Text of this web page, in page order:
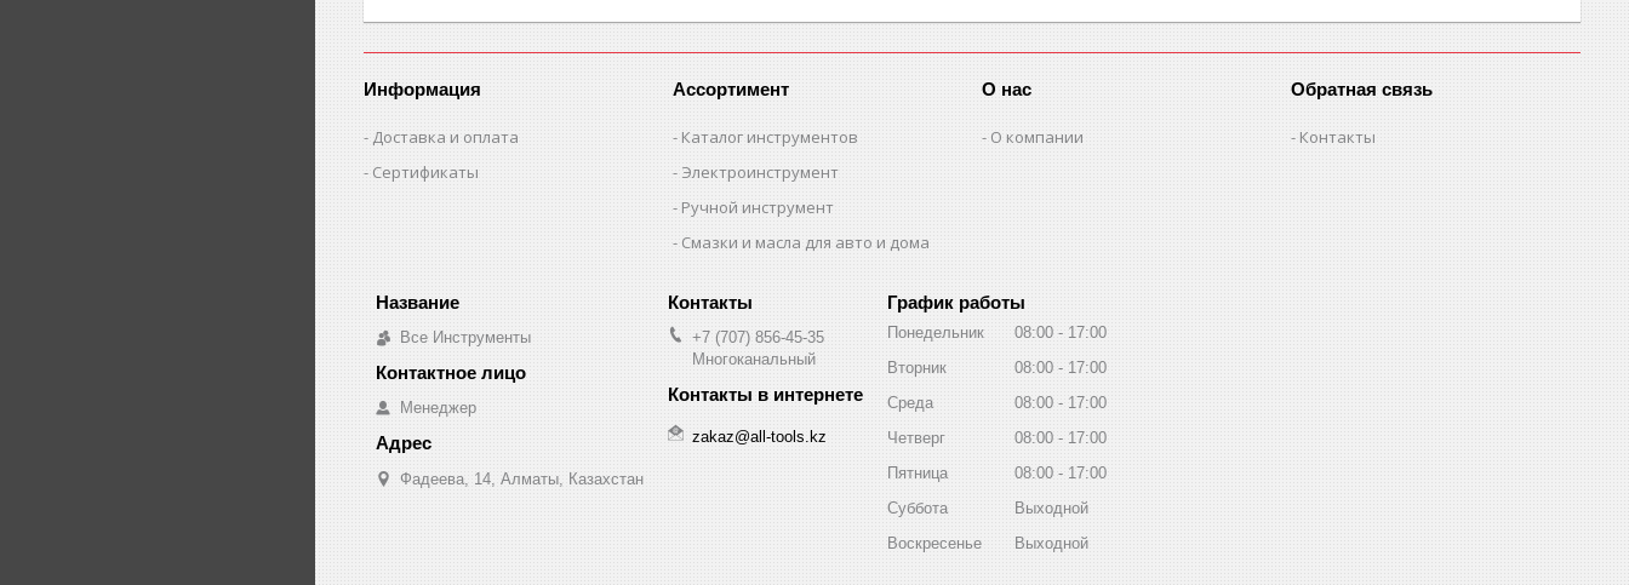
Информация
Доставка и оплата
Сертификаты
Ассортимент
Каталог инструментов
Электроинструмент
Ручной инструмент
Смазки и масла для авто и дома
О нас
О компании
Обратная связь
Контакты
Все Инструменты
Менеджер
Фадеева, 14, Алматы, Казахстан
+7 (707) 856-45-35
Многоканальный
zakaz@all-tools.kz
График работы
Понедельник 08:00
17:00
Вторник
08:00
17:00
Среда
08:00
17:00
Четверг
08:00
17:00
Пятница
08:00
17:00
Суббота
Выходной
Воскресенье
Выходной